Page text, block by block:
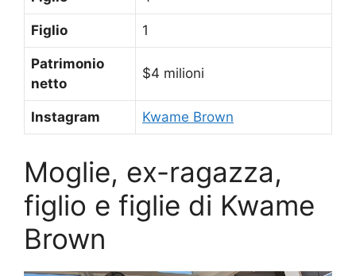
Figlio 1
Patrimonio
netto
$4 milioni
Instagram Kwame Brown
Moglie, ex-ragazza,
figlio e figlie di Kwame
Brown